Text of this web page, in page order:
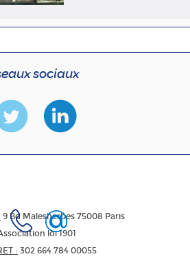
sociaux
9 Bd Malesherbes 75008 Paris
loi 1901
: 302 664 784 00055